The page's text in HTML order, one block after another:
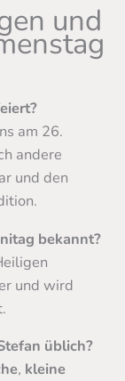
und
am 26.
andere
und den
bekannt?
und wird
üblich?
, kleine